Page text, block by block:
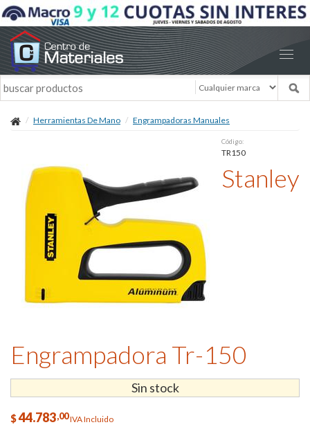
Herramientas De Mano Engrampadoras Manuales
Código:
TR150
Stanley
Engrampadora Tr-150
Sin stock
$44.783,00IVA Incluido